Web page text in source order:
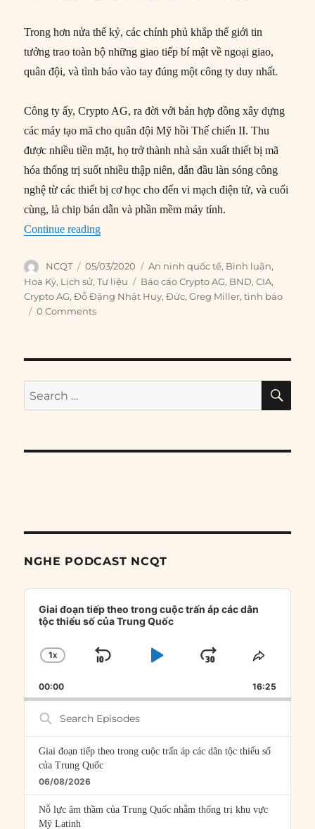
Trong hơn nửa thế kỷ, các chính phủ khắp thế giới tin
tưởng trao toàn bộ những giao tiếp bí mật về ngoại giao,
quân đội, và tình báo vào tay đúng một công ty duy nhất.
Công ty ấy, Crypto AG, ra đời với bản hợp đồng xây dựng
các máy tạo mã cho quân đội Mỹ hồi Thế chiến II. Thu
được nhiều tiền mặt, họ trở thành nhà sản xuất thiết bị mã
hóa thống trị suốt nhiều thập niên, dẫn đầu làn sóng công
nghệ từ các thiết bị cơ học cho đến vi mạch điện tử, và cuối
cùng, là chip bán dẫn và phần mềm máy tính.
Continue reading“Crypto AG: Chương trình tình báo thế kỷ của
Author
NCQT
Posted
on
05/03/2020 Categories
An ninh quốc tế, Bình luận,
Hoa Kỳ, Lịch sử,Tư liệu Tags
Báo cáo Crypto AG, BND,CIA,
Crypto AG,Đỗ Đặng Nhật Huy,Đức,Greg Miller,tình báo
0 Comments
Search
for:
NGHE PODCAST NCQT
Audio
Player
Giai đoạn tiếp theo trong cuộc trấn áp các dân
tộc thiểu số của Trung Quốc
CHANGE
RATE
1X
SKIP
PLAYJUMP
FORWARD
SHARE
00:00 16:25
Search
Episodes
Giai đoạn tiếp theo trong cuộc trấn áp các dân tộc thiểu số
của Trung Quốc
06/08/2026
Nỗ lực âm thầm của Trung Quốc nhằm thống trị khu vực
Mỹ Latinh